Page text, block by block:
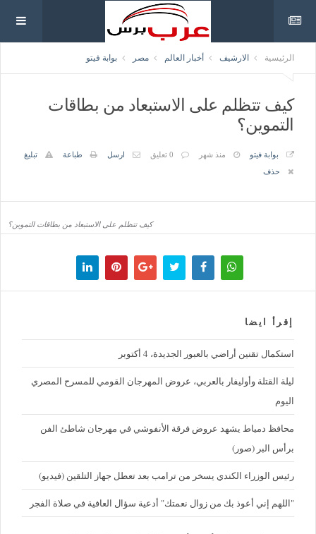
الرئيسية الارشيف أخبار العالم مصر بوابة فيتو
كيف تتظلم على الاستبعاد من بطاقات
التموين؟
بوابة فيتو منذ شهر 0 تعليق ارسل طباعة
تبليغ
حذف
كيف تتظلم على الاستبعاد من بطاقات التموين؟
إقرأ ايضا
استكمال تقنين أراضي بالعبور الجديدة، 4 أكتوبر
ليلة القتلة وأوليفار بالعربي، عروض المهرجان القومي للمسرح المصري
اليوم
محافظ دمياط يشهد عروض فرقة الأنفوشي في مهرجان شاطئ الفن
برأس البر (صور)
رئيس الوزراء الكندي يسخر من ترامب بعد تعطل جهاز التلقين (فيديو)
"اللهم إني أعوذ بك من زوال نعمتك" أدعية سؤال العافية في صلاة الفجر